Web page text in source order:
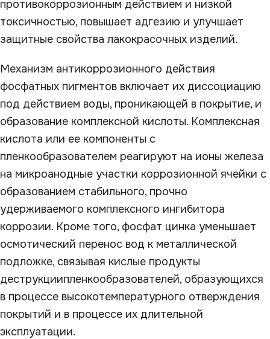
противокоррозионным действием и низкой
токсичностью, повышает адгезию и улучшает
защитные свойства лакокрасочных изделий.
Механизм антикоррозионного действия
фосфатных пигментов включает их диссоциацию
под действием воды, проникающей в покрытие, и
образование комплексной кислоты. Комплексная
кислота или ее компоненты с
пленкообразователем реагируют на ионы железа
на микроанодные участки коррозионной ячейки с
образованием стабильного, прочно
удерживаемого комплексного ингибитора
коррозии. Кроме того, фосфат цинка уменьшает
осмотический перенос вод к металлической
подложке, связывая кислые продукты
деструкциипленкообразователей, образующихся
в процессе высокотемпературного отверждения
покрытий и в процессе их длительной
эксплуатации.